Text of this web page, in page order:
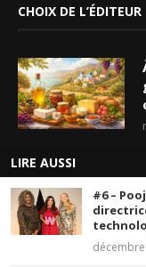
CHOIX DE L’ÉDITEUR
LIRE AUSSI
#6 –